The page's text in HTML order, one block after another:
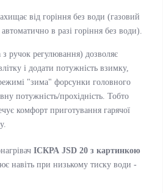
від горіння без води (газовий
в разі горіння без води).
ручок регулювання) дозволяє
і додати потужність взимку,
"зима" форсунки головного
потужність/прохідність. Тобто
комфорт приготування гарячої
ІСКРА JSD 20 з картинкою
навіть при низькому тиску води -